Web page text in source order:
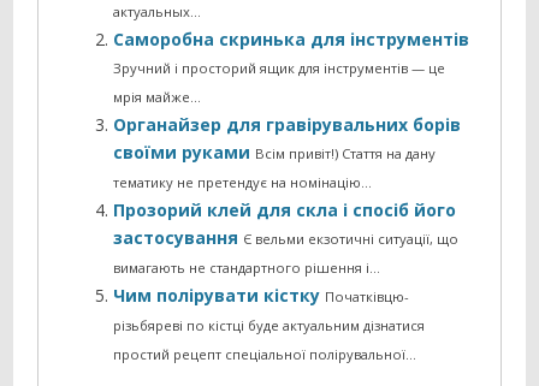
актуальных…
Саморобна скринька для інструментів
Зручний і просторий ящик для інструментів — це
мрія майже…
Органайзер для гравірувальних борів
своїми руками Всім привіт!) Стаття на дану
тематику не претендує на номінацію…
Прозорий клей для скла і спосіб його
застосування Є вельми екзотичні ситуації, що
вимагають не стандартного рішення і…
Чим полірувати кістку Початківцю-
різьбяреві по кістці буде актуальним дізнатися
простий рецепт спеціальної полірувальної…